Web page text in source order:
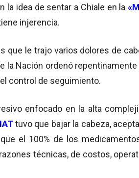
la idea de sentar a Chiale en la
injerencia.
que le trajo varios dolores de
la Nación ordenó repentinamente
control de seguimiento.
enfocado en la alta
tuvo que bajar la cabeza,
el 100% de los
técnicas, de costos,